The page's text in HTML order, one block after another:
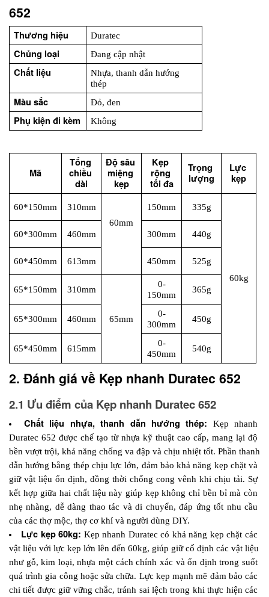
652
Thương hiệu Duratec
Chủng loại Đang cập nhật
Chất liệu
Nhựa, thanh dẫn hướng
thép
Màu sắc Đỏ, đen
Phụ kiện đi kèm Không
Mã
Tổng
chiều
dài
Độ sâu
miệng
kẹp
Kẹp
rộng
tối đa
Trọng
lượng
Lực
kẹp
60*150mm
310mm
60mm
150mm 335g
60kg
60*300mm 460mm 300mm 440g
60*450mm 613mm 450mm 525g
65*150mm 310mm
65mm
0-
150mm
365g
65*300mm 460mm
0-
300mm
450g
65*450mm 615mm
0-
450mm
540g
2. Đánh giá về Kẹp nhanh Duratec 652
2.1 Ưu điểm của Kẹp nhanh Duratec 652
Chất liệu nhựa, thanh dẫn hướng thép:
Kẹp nhanh
Duratec 652 được chế tạo từ nhựa kỹ thuật cao cấp, mang lại độ
bền vượt trội, khả năng chống va đập và chịu nhiệt tốt. Phần thanh
dẫn hướng bằng thép chịu lực lớn, đảm bảo khả năng kẹp chặt và
giữ vật liệu ổn định, đồng thời chống cong vênh khi chịu tải. Sự
kết hợp giữa hai chất liệu này giúp kẹp không chỉ bền bỉ mà còn
nhẹ nhàng, dễ dàng thao tác và di chuyển, đáp ứng tốt nhu cầu
của các thợ mộc, thợ cơ khí và người dùng DIY.
Lực kẹp 60kg: Kẹp nhanh Duratec có khả năng kẹp chặt các
vật liệu với lực kẹp lớn lên đến 60kg, giúp giữ cố định các vật liệu
như gỗ, kim loại, nhựa một cách chính xác và ổn định trong suốt
quá trình gia công hoặc sửa chữa. Lực kẹp mạnh mẽ đảm bảo các
chi tiết được giữ vững chắc, tránh sai lệch trong khi thực hiện các